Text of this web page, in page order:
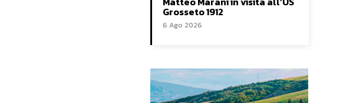
Grosseto 1912
6 Ago 2026